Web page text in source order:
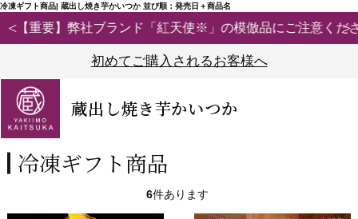
冷凍ギフト商品| 蔵出し焼き芋かいつか 並び順：発売日＋商品名
【重要】弊社ブランド「紅天使※」の模倣品にご注意ください
初めてご購入されるお客様へ
蔵出し焼き芋かいつか
冷凍ギフト商品
6件あります